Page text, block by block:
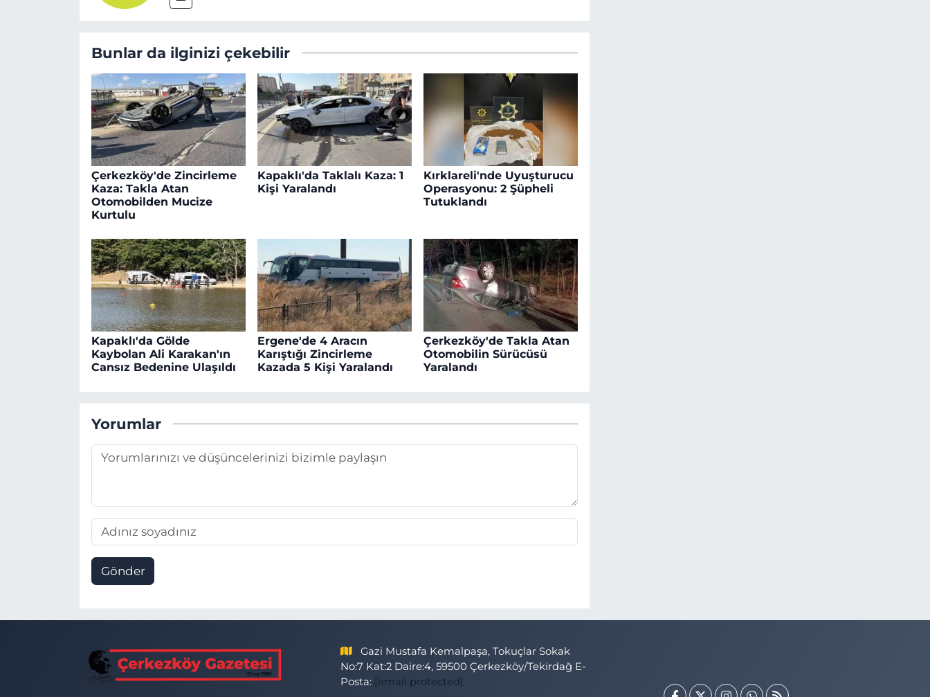
Bunlar da ilginizi çekebilir
Çerkezköy'de Zincirleme
Kaza: Takla Atan
Otomobilden Mucize
Kurtulu
Kapaklı'da Taklalı Kaza: 1
Kişi Yaralandı
Kırklareli'nde Uyuşturucu
Operasyonu: 2 Şüpheli
Tutuklandı
Kapaklı'da Gölde
Kaybolan Ali Karakan'ın
Cansız Bedenine Ulaşıldı
Ergene'de 4 Aracın
Karıştığı Zincirleme
Kazada 5 Kişi Yaralandı
Çerkezköy'de Takla Atan
Otomobilin Sürücüsü
Yaralandı
Yorumlar
Gönder
Gazi Mustafa Kemalpaşa, Tokuçlar Sokak
No:7 Kat:2 Daire:4, 59500 Çerkezköy/Tekirdağ E-
Posta: [email protected]